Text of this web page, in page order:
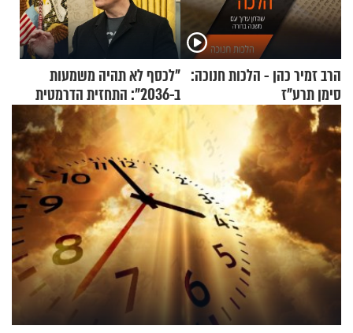
הרב זמיר כהן - הלכות חנוכה:
סימן תרע"ז
"לכסף לא תהיה משמעות
ב-2036": התחזית הדרמטית
של אילון מאסק על עתיד
הכלכלה